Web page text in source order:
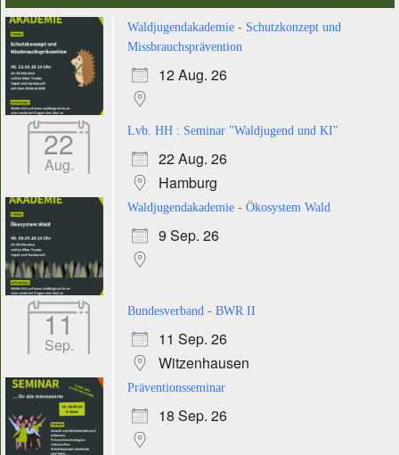
Waldjugendakademie - Schutzkonzept und
Missbrauchsprävention
12 Aug. 26
22
Aug.
Lvb. HH : Seminar "Waldjugend und KI"
22 Aug. 26
Hamburg
Waldjugendakademie - Ökosystem Wald
9 Sep. 26
11
Sep.
Bundesverband - BWR II
11 Sep. 26
Witzenhausen
Präventionsseminar
18 Sep. 26